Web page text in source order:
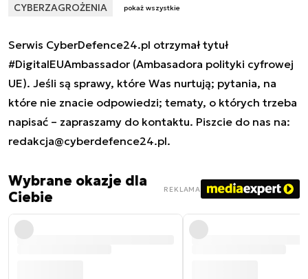
CYBERZAGROŻENIA
pokaż wszystkie
Serwis CyberDefence24.pl otrzymał tytuł
#DigitalEUAmbassador (Ambasadora polityki cyfrowej
UE). Jeśli są sprawy, które Was nurtują; pytania, na
które nie znacie odpowiedzi; tematy, o których trzeba
napisać – zapraszamy do kontaktu. Piszcie do nas na:
redakcja@cyberdefence24.pl.
Wybrane okazje dla
Ciebie
REKLAMA